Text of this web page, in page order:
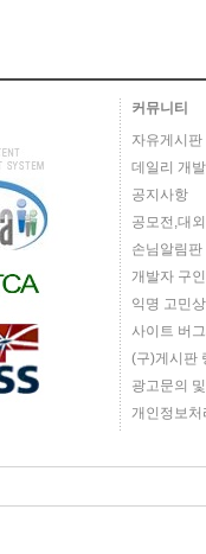
커뮤니티
자유게시판
데일리 개
공지사항
공모전,대
손님알림판
개발자 구
익명 고민
사이트 버
(구)게시판
광고문의
개인정보처